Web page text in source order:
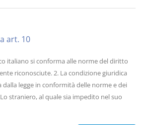
art. 10
italiano si conforma alle norme del diritto
riconosciute. 2. La condizione giuridica
legge in conformità delle norme e dei
straniero, al quale sia impedito nel suo